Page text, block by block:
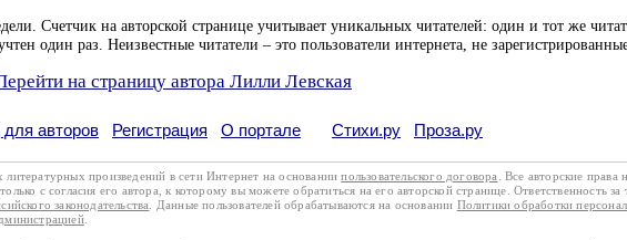
Счетчик на авторской странице учитывает уникальных читателей: один и тот же
один раз. Неизвестные читатели – это пользователи интернета, не
на страницу автора Лилли Левская
авторов Регистрация О портале Стихи.ру Проза.ру
произведений в сети Интернет на основаниипользовательского договора
. Все авторские права
с согласия его автора, к которому вы можете обратиться на его авторской странице. Ответственность за
законодательства . Данные пользователей обрабатываются на основании Политики обработки
.